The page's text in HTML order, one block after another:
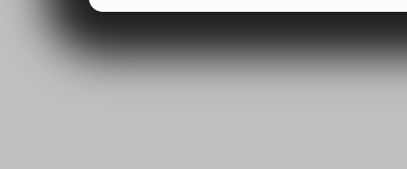
Výkonové soubory
tom, jak používáte